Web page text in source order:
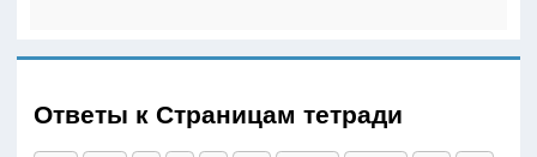
Ответы к Страницам тетради